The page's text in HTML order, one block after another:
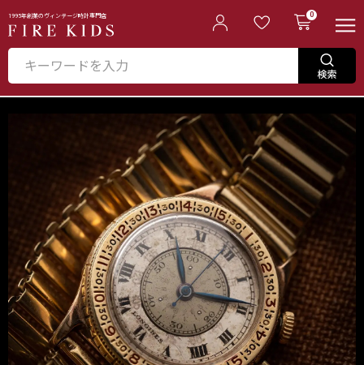
1995年創業のヴィンテージ時計専門店 0